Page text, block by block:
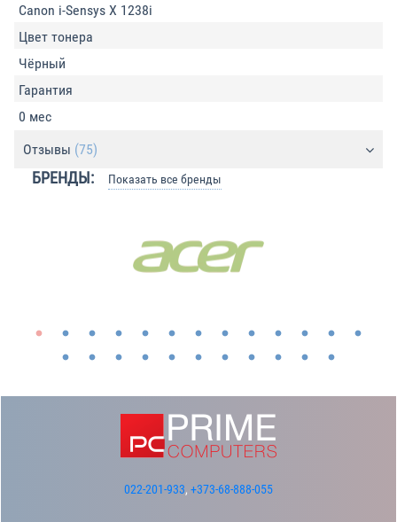
Canon i-Sensys X 1238i
Цвет тонера
Чёрный
Гарантия
0 мес
Отзывы (75)
БРЕНДЫ: Показать все бренды
022-201-933, +373-68-888-055